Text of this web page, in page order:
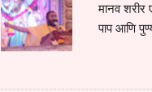
मानव शरीर
पाप आणि
शरिराला
चार कुपा